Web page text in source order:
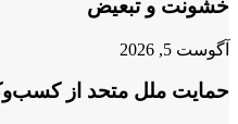
خشونت و تبعیض
آگوست 5, 2026
حمایت ملل متحد از